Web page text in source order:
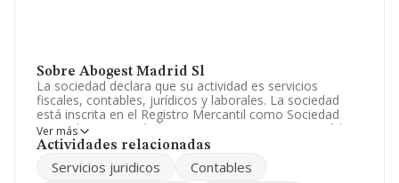
Sobre Abogest Madrid Sl
La sociedad declara que su actividad es servicios
fiscales, contables, jurídicos y laborales. La sociedad
está inscrita en el Registro Mercantil como Sociedad
Limitada. Su actividad CNAE es 'Reaseguros' con código
6520. La empresa no tiene actividad en mercados
Ver más
Actividades relacionadas
Servicios juridicos
Contables